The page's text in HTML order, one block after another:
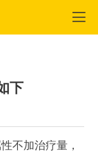
下
不加治疗量，